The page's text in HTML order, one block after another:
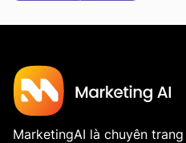
MarketingAI là chuyên